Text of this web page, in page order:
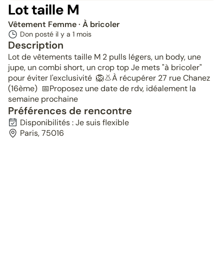
Lot taille M
Vêtement Femme· À bricoler
Don posté il y a 1 mois
Description
Lot de vêtements taille M 2 pulls légers, un body, une
jupe, un combi short, un crop top Je mets "à bricoler"
pour éviter l'exclusivité 🦁👃À récupérer 27 rue Chanez
(16ème) 📅Proposez une date de rdv, idéalement la
semaine prochaine
Préférences de rencontre
Disponibilités : Je suis flexible
Paris, 75016